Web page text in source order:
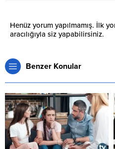
Henüz yorum yapılmamış. İlk
aracılığıyla siz yapabilirsiniz.
Benzer Konular